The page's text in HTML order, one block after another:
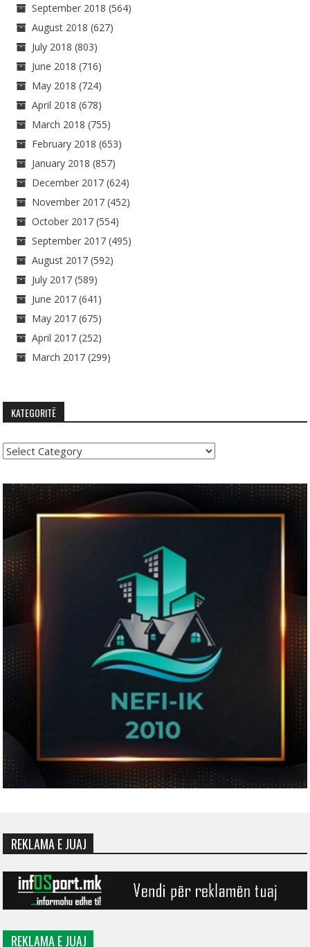
September 2018 (564)
August 2018 (627)
July 2018 (803)
June 2018 (716)
May 2018 (724)
April 2018 (678)
March 2018 (755)
February 2018 (653)
January 2018 (857)
December 2017 (624)
November 2017 (452)
October 2017 (554)
September 2017 (495)
August 2017 (592)
July 2017 (589)
June 2017 (641)
May 2017 (675)
April 2017 (252)
March 2017 (299)
KATEGORITË
Kategoritë
REKLAMA E JUAJ
REKLAMA E JUAJ